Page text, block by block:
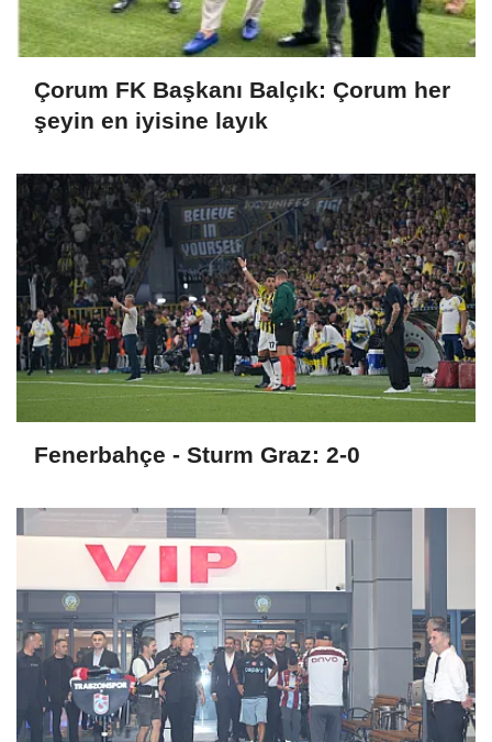
Çorum FK Başkanı Balçık: Çorum her
şeyin en iyisine layık
Fenerbahçe - Sturm Graz: 2-0